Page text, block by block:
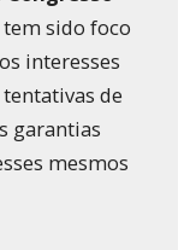
sido foco
interesses
de
garantias
mesmos